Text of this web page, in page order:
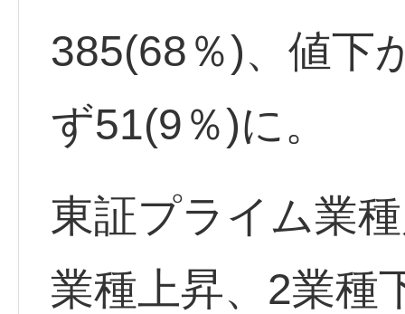
385(68％)、値下
ず51(9％)に。
東証プライム業
業種上昇、2業種